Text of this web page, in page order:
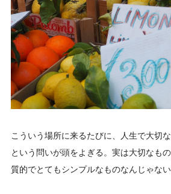
こういう場所に来るたびに、人生で大切
という問いが頭をよぎる。実は大切なも
質的でとてもシンプルなものなんじゃない